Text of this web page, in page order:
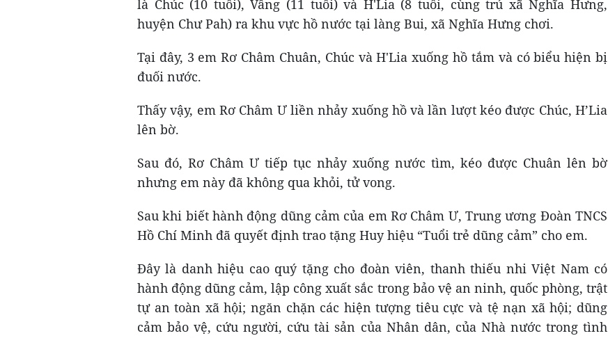
là Chúc (10 tuổi), Vâng (11 tuổi) và H'Lia (8 tuổi, cùng trú xã Nghĩa Hưng,
huyện Chư Pah) ra khu vực hồ nước tại làng Bui, xã Nghĩa Hưng chơi.
Tại đây, 3 em Rơ Châm Chuân, Chúc và H'Lia xuống hồ tắm và có biểu hiện bị
đuối nước.
Thấy vậy, em Rơ Châm Ư liền nhảy xuống hồ và lần lượt kéo được Chúc, H’Lia
lên bờ.
Sau đó, Rơ Châm Ư tiếp tục nhảy xuống nước tìm, kéo được Chuân lên bờ
nhưng em này đã không qua khỏi, tử vong.
Sau khi biết hành động dũng cảm của em Rơ Châm Ư, Trung ương Đoàn TNCS
Hồ Chí Minh đã quyết định trao tặng Huy hiệu “Tuổi trẻ dũng cảm” cho em.
Đây là danh hiệu cao quý tặng cho đoàn viên, thanh thiếu nhi Việt Nam có
hành động dũng cảm, lập công xuất sắc trong bảo vệ an ninh, quốc phòng, trật
tự an toàn xã hội; ngăn chặn các hiện tượng tiêu cực và tệ nạn xã hội; dũng
cảm bảo vệ, cứu người, cứu tài sản của Nhân dân, của Nhà nước trong tình